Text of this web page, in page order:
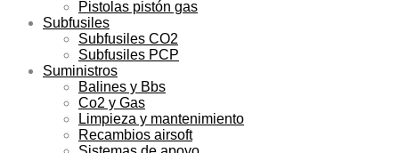
Pistolas pistón gas
Subfusiles
Subfusiles CO2
Subfusiles PCP
Suministros
Balines y Bbs
Co2 y Gas
Limpieza y mantenimiento
Recambios airsoft